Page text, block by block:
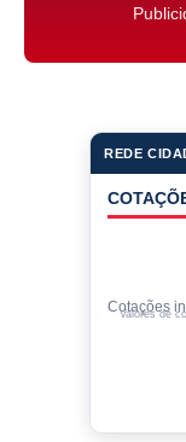
REDE
Cotações
Valores de